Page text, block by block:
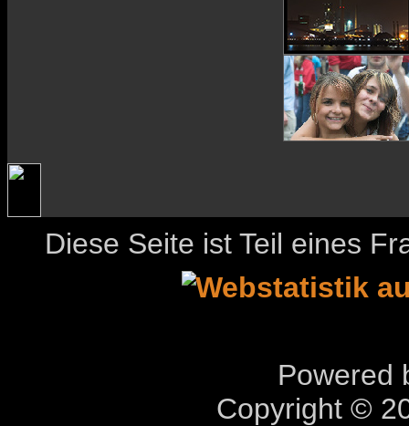
Diese Seite ist Teil eines
Powered
Copyright ©